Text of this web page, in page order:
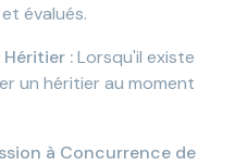
évalués.
:Lorsqu'il existe
un héritier au moment
à Concurrence de